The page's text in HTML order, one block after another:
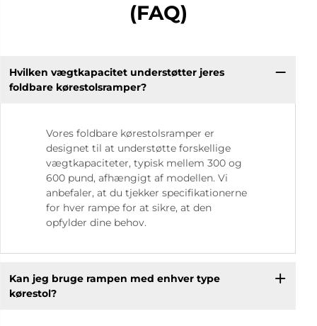
(FAQ)
Hvilken vægtkapacitet understøtter jeres
foldbare kørestolsramper?
Vores foldbare kørestolsramper er
designet til at understøtte forskellige
vægtkapaciteter, typisk mellem 300 og
600 pund, afhængigt af modellen. Vi
anbefaler, at du tjekker specifikationerne
for hver rampe for at sikre, at den
opfylder dine behov.
Kan jeg bruge rampen med enhver type
kørestol?